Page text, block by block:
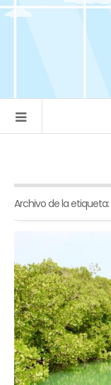
Archivo de la etiqueta: